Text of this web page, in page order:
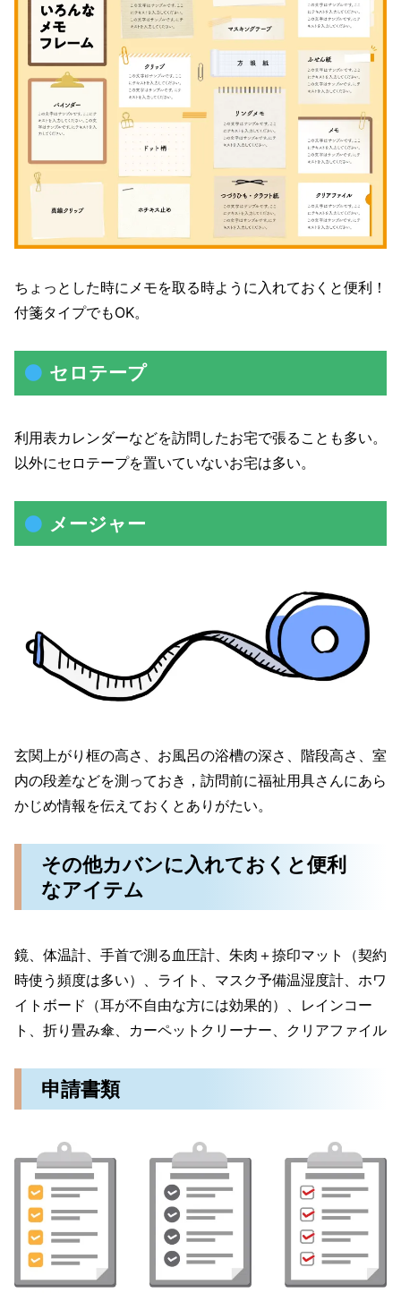
ちょっとした時にメモを取る時ように入れておくと便利！
付箋タイプでもOK。
セロテープ
利用表カレンダーなどを訪問したお宅で張ることも多い。
以外にセロテープを置いていないお宅は多い。
メージャー
玄関上がり框の高さ、お風呂の浴槽の深さ、階段高さ、室
内の段差などを測っておき，訪問前に福祉用具さんにあら
かじめ情報を伝えておくとありがたい。
その他カバンに入れておくと便利
なアイテム
鏡、体温計、手首で測る血圧計、朱肉＋捺印マット（契約
時使う頻度は多い）、ライト、マスク予備温湿度計、ホワ
イトボード（耳が不自由な方には効果的）、レインコー
ト、折り畳み傘、カーペットクリーナー、クリアファイル
申請書類